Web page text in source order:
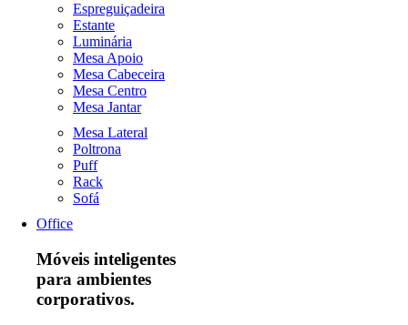
Espreguiçadeira
Estante
Luminária
Mesa Apoio
Mesa Cabeceira
Mesa Centro
Mesa Jantar
Mesa Lateral
Poltrona
Puff
Rack
Sofá
Office
Móveis inteligentes
para ambientes
corporativos.